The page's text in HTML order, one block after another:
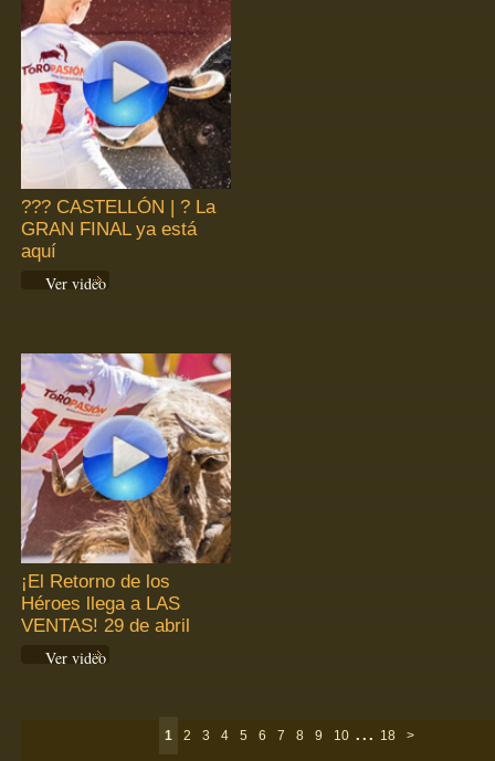
??? CASTELLÓN | ? La
GRAN FINAL ya está
aquí
Ver video
¡El Retorno de los
Héroes llega a LAS
VENTAS! 29 de abril
Ver video
1 2 3 4 5 6 7 8 9 10 ... 18 >